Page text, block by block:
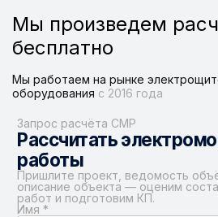
Мы произведем
бесплатно
Мы работаем на рынке
оборудования с 2016 года
Запрос расчёта СМР
Рассчитать
работы
Пришлите проект, ведомость
описание объекта — оценим
работ и подготовим КП.
Имя *